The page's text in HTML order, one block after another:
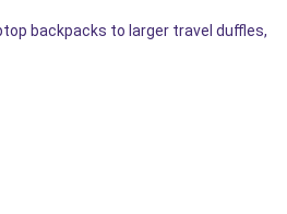
backpacks to larger travel duffles,